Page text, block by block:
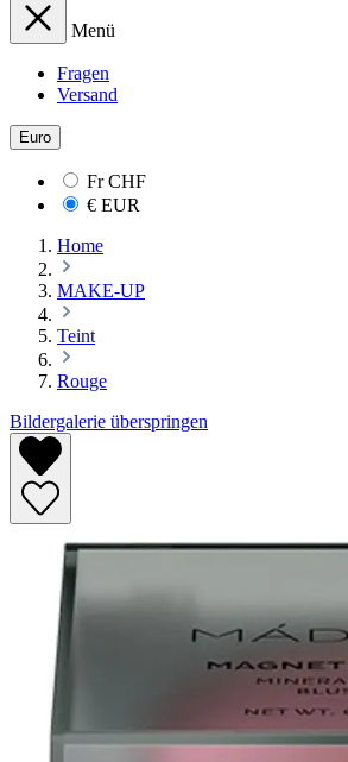
Menü
Fragen
Versand
Euro
FrCHF
€ EUR
Home
MAKE-UP
Teint
Rouge
Bildergalerie überspringen